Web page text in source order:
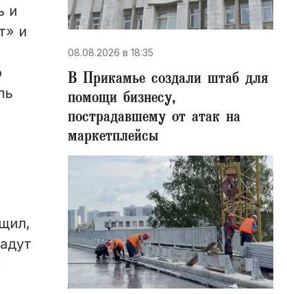
и
и
08.08.2026 в 18:35
В Прикамье создали штаб для
помощи бизнесу,
пострадавшему от атак на
маркетплейсы